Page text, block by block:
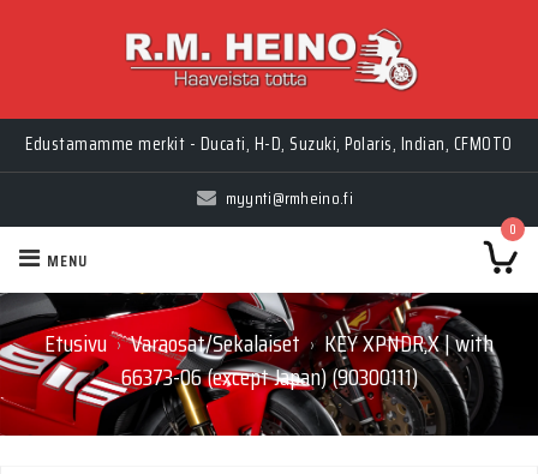
Edustamamme merkit - Ducati, H-D, Suzuki, Polaris, Indian, CFMOTO
myynti@rmheino.fi
0
MENU
Etusivu › Varaosat/Sekalaiset › KEY XPNDR,X | with
66373-06 (except Japan) (90300111)